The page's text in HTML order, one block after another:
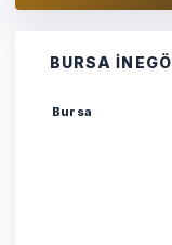
BURSA
Şehir seçin